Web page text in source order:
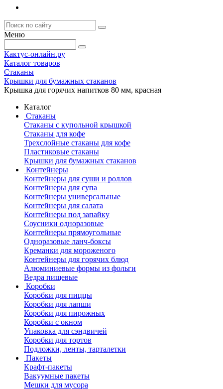
Меню
Кактус-онлайн.ру
Каталог товаров
Стаканы
Крышки для бумажных стаканов
Крышка для горячих напитков 80 мм, красная
Каталог
Стаканы
Стаканы с купольной крышкой
Стаканы для кофе
Трехслойные стаканы для кофе
Пластиковые стаканы
Крышки для бумажных стаканов
Контейнеры
Контейнеры для суши и роллов
Контейнеры для супа
Контейнеры универсальные
Контейнеры для салата
Контейнеры под запайку
Соусники одноразовые
Контейнеры прямоугольные
Одноразовые ланч-боксы
Креманки для мороженого
Контейнеры для горячих блюд
Алюминиевые формы из фольги
Ведра пищевые
Коробки
Коробки для пиццы
Коробки для лапши
Коробки для пирожных
Коробки с окном
Упаковка для сэндвичей
Коробки для тортов
Подложки, ленты, тарталетки
Пакеты
Крафт-пакеты
Вакуумные пакеты
Мешки для мусора